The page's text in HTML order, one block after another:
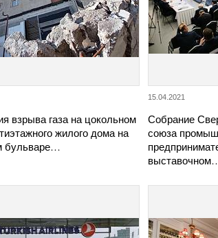
взрыва газа на цокольном
жилого дома на
бульваре…
15.04.2021
Собрание
союза